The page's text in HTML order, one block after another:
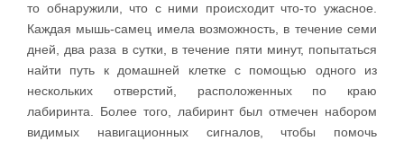
то обнаружили, что с ними происходит что-то ужасное.
Каждая мышь-самец имела возможность, в течение семи
дней, два раза в сутки, в течение пяти минут, попытаться
найти путь к домашней клетке с помощью одного из
нескольких отверстий, расположенных по краю
лабиринта. Более того, лабиринт был отмечен набором
видимых навигационных сигналов, чтобы помочь